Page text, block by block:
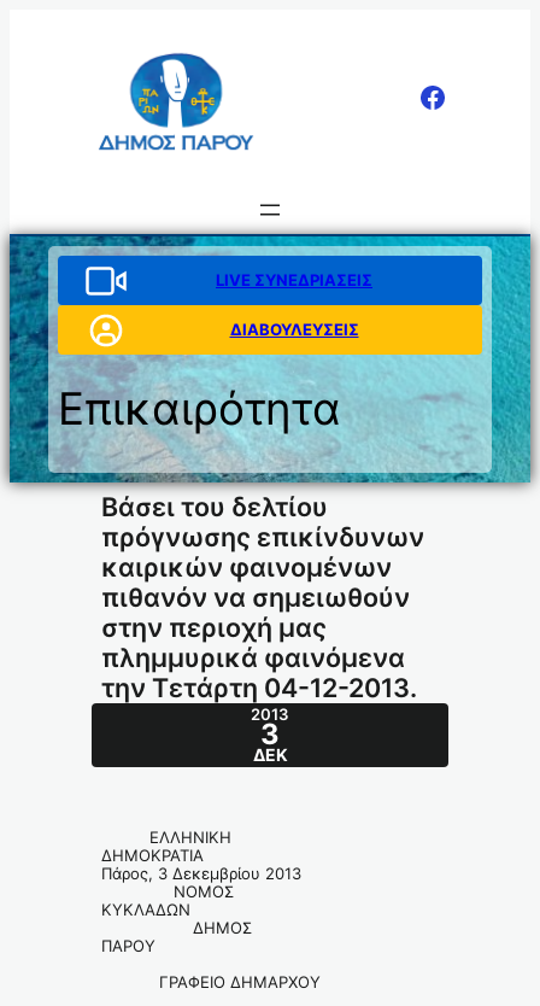
LIVE ΣΥΝΕΔΡΙΑΣΕΙΣ
ΔΙΑΒΟΥΛΕΥΣΕΙΣ
Επικαιρότητα
Βάσει του δελτίου
πρόγνωσης επικίνδυνων
καιρικών φαινομένων
πιθανόν να σημειωθούν
στην περιοχή μας
πλημμυρικά φαινόμενα
την Τετάρτη 04-12-2013.
2013
3
ΔΕΚ
ΕΛΛΗΝΙΚΗ
ΔΗΜΟΚΡΑΤΙΑ
Πάρος, 3 Δεκεμβρίου 2013
ΝΟΜΟΣ
ΚΥΚΛΑΔΩΝ
ΔΗΜΟΣ
ΠΑΡΟΥ
ΓΡΑΦΕΙΟ ΔΗΜΑΡΧΟΥ